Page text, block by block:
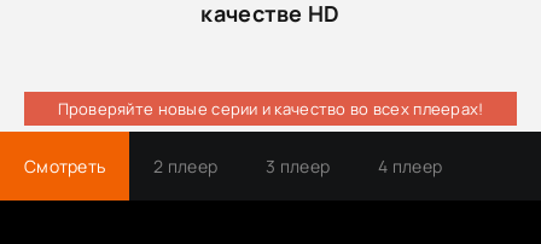
качестве HD
Проверяйте новые серии и качество во всех плеерах!
Смотреть 2 плеер 3 плеер 4 плеер